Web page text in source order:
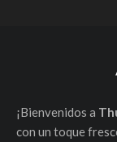
¡Bienvenidos a
con un toque